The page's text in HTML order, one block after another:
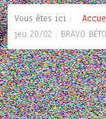
Vous êtes ici :
jeu 20/02 : BRAVO